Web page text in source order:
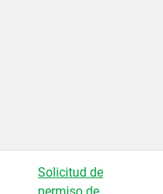
Solicitud de